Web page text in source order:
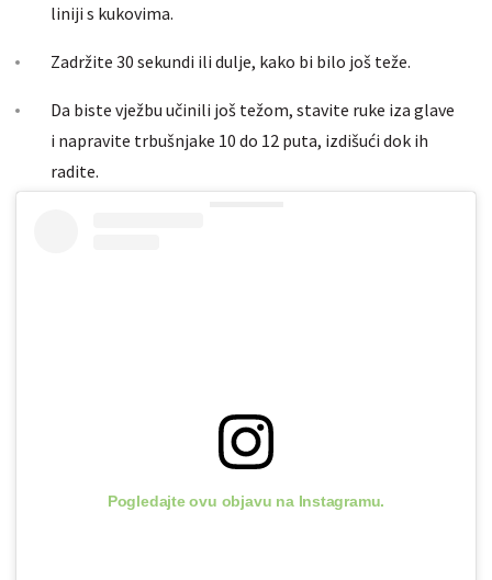
liniji s kukovima.
Zadržite 30 sekundi ili dulje, kako bi bilo još teže.
Da biste vježbu učinili još težom, stavite ruke iza glave
i napravite trbušnjake 10 do 12 puta, izdišući dok ih
radite.
Pogledajte ovu objavu na Instagramu.